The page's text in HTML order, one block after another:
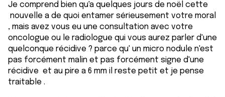
Je comprend bien qu'a quelques jours de noël cette
nouvelle a de quoi entamer sérieusement votre moral
, mais avez vous eu une consultation avec votre
oncologue ou le radiologue qui vous aurez parler d'une
quelconque récidive ? parce qu' un micro nodule n'est
pas forcément malin et pas forcément signe d'une
récidive et au pire a 6 mm il reste petit et je pense
traitable .